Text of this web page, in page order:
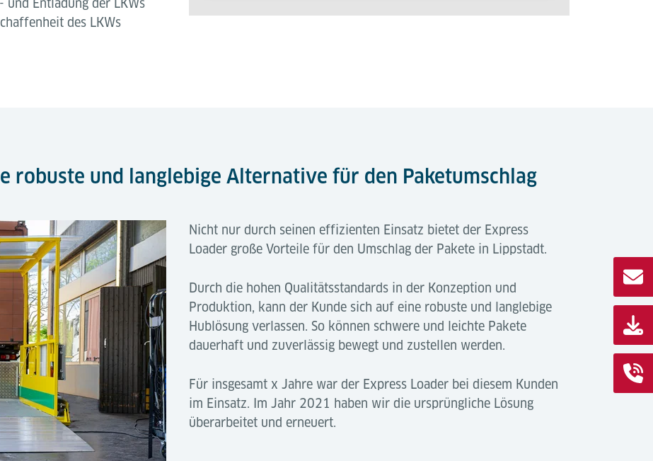
und Entladung der LKWs
des LKWs
robuste und langlebige Alternative für den Paketumschlag
Nicht nur durch seinen effizienten Einsatz bietet der Express
Loader große Vorteile für den Umschlag der Pakete in Lippstadt.
Durch die hohen Qualitätsstandards in der Konzeption und
Produktion, kann der Kunde sich auf eine robuste und langlebige
Hublösung verlassen. So können schwere und leichte Pakete
dauerhaft und zuverlässig bewegt und zustellen werden.
Für insgesamt x Jahre war der Express Loader bei diesem Kunden
im Einsatz. Im Jahr 2021 haben wir die ursprüngliche Lösung
überarbeitet und erneuert.